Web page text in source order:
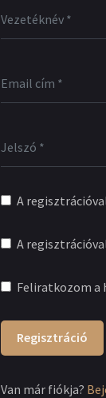
A
A
Feliratkozom a
Regisztráció
Van már fiókja?